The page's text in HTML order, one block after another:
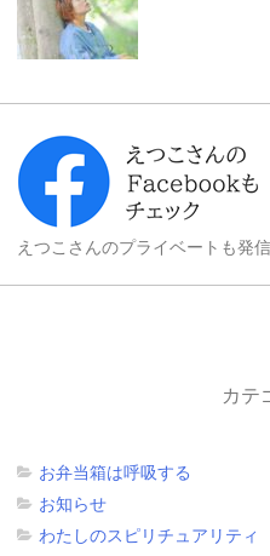
えつこさんのプライベートも発
カテ
お弁当箱は呼吸する
お知らせ
わたしのスピリチュアリティ